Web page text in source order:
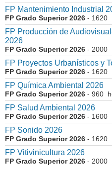
FP Mantenimiento Industrial
FP Grado Superior 2026 - 1620
FP Producción de
2026
FP Grado Superior 2026 - 2000
FP Proyectos Urbanísticos y
FP Grado Superior 2026 - 1620
FP Química Ambiental 2026
FP Grado Superior 2026 - 960
FP Salud Ambiental 2026
FP Grado Superior 2026 - 1600
FP Sonido 2026
FP Grado Superior 2026 - 1620
FP Vitivinicultura 2026
FP Grado Superior 2026 - 2000